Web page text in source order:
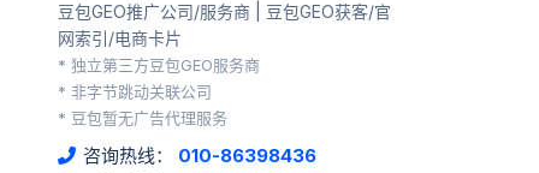
豆包GEO推广公司/服务商 | 豆包GEO获客/官
网索引/电商卡片
* 独立第三方豆包GEO服务商
* 非字节跳动关联公司
* 豆包暂无广告代理服务
咨询热线： 010-86398436